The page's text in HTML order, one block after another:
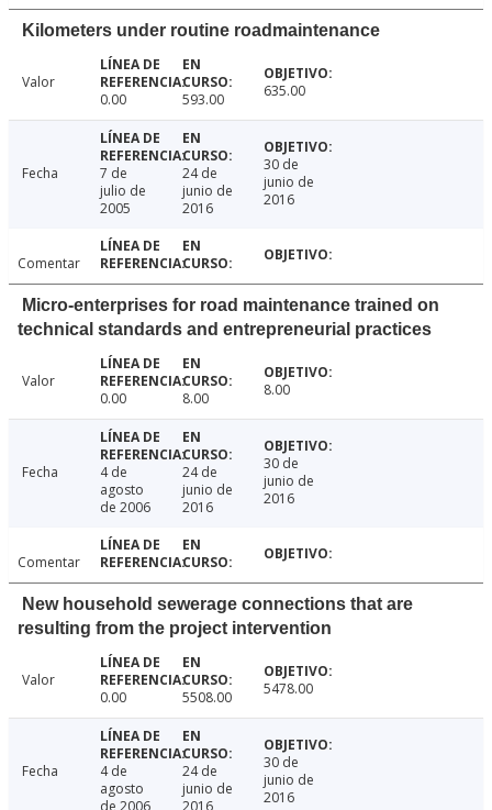
Kilometers under routine roadmaintenance
Valor
0.00
593.00 635.00
Fecha
7 de
julio de
2005
24 de
junio de
2016
30 de
junio de
2016
Comentar
Micro-enterprises for road maintenance trained on
technical standards and entrepreneurial practices
Valor
0.00
8.00 8.00
Fecha
4 de
agosto
de 2006
24 de
junio de
2016
30 de
junio de
2016
Comentar
New household sewerage connections that are
resulting from the project intervention
Valor
0.00
5508.00 5478.00
Fecha
4 de
agosto
24 de
junio de
30 de
junio de
2016